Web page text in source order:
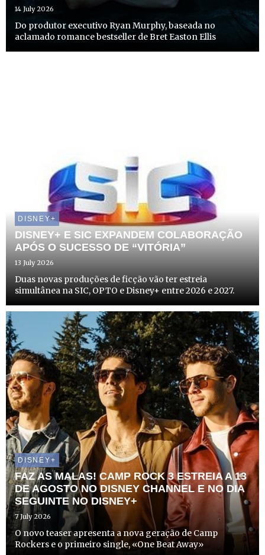
14 July 2026
Do produtor executivo Ryan Murphy, baseada no
aclamado romance bestseller de Bret Easton Ellis
DISNEY+
DISNEY+ E SIC EXPANDEM COLABORAÇÃO
APÓS O SUCESSO DE “VITÓRIA”
13 July 2026
Duas novas produções de ficção vão ter estreia
simultânea na SIC, OPTO e Disney+ entre 2026 e 2027.
DISNEY+
FAZ AS MALAS! CAMP ROCK 3 ESTREIA A 13
DE AGOSTO NO DISNEY CHANNEL E NO DIA
SEGUINTE NO DISNEY+
7 July 2026
O novo teaser apresenta a nova geração de Camp
Rockers e o primeiro single, «One Beat Away»